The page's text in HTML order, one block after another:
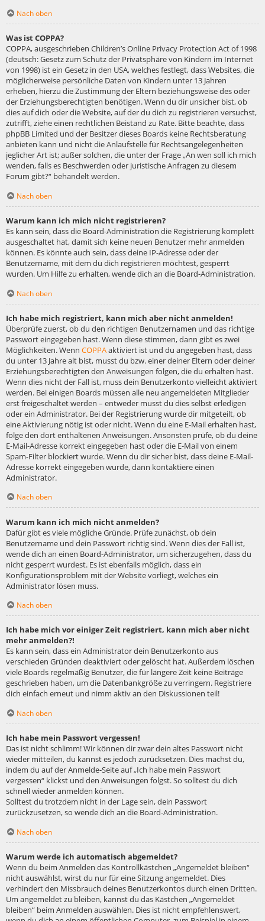
Nach oben
Was ist COPPA?
COPPA, ausgeschrieben Children’s Online Privacy Protection Act of 1998
(deutsch: Gesetz zum Schutz der Privatsphäre von Kindern im Internet
von 1998) ist ein Gesetz in den USA, welches festlegt, dass Websites, die
möglicherweise persönliche Daten von Kindern unter 13 Jahren
erheben, hierzu die Zustimmung der Eltern beziehungsweise des oder
der Erziehungsberechtigten benötigen. Wenn du dir unsicher bist, ob
dies auf dich oder die Website, auf der du dich zu registrieren versuchst,
zutrifft, ziehe einen rechtlichen Beistand zu Rate. Bitte beachte, dass
phpBB Limited und der Besitzer dieses Boards keine Rechtsberatung
anbieten kann und nicht die Anlaufstelle für Rechtsangelegenheiten
jeglicher Art ist; außer solchen, die unter der Frage „An wen soll ich mich
wenden, falls es Beschwerden oder juristische Anfragen zu diesem
Forum gibt?“ behandelt werden.
Nach oben
Warum kann ich mich nicht registrieren?
Es kann sein, dass die Board-Administration die Registrierung komplett
ausgeschaltet hat, damit sich keine neuen Benutzer mehr anmelden
können. Es könnte auch sein, dass deine IP-Adresse oder der
Benutzername, mit dem du dich registrieren möchtest, gesperrt
wurden. Um Hilfe zu erhalten, wende dich an die Board-Administration.
Nach oben
Ich habe mich registriert, kann mich aber nicht anmelden!
Überprüfe zuerst, ob du den richtigen Benutzernamen und das richtige
Passwort eingegeben hast. Wenn diese stimmen, dann gibt es zwei
Möglichkeiten. Wenn COPPAaktiviert ist und du angegeben hast, dass
du unter 13 Jahre alt bist, musst du bzw. einer deiner Eltern oder deiner
Erziehungsberechtigten den Anweisungen folgen, die du erhalten hast.
Wenn dies nicht der Fall ist, muss dein Benutzerkonto vielleicht aktiviert
werden. Bei einigen Boards müssen alle neu angemeldeten Mitglieder
erst freigeschaltet werden – entweder musst du dies selbst erledigen
oder ein Administrator. Bei der Registrierung wurde dir mitgeteilt, ob
eine Aktivierung nötig ist oder nicht. Wenn du eine E-Mail erhalten hast,
folge den dort enthaltenen Anweisungen. Ansonsten prüfe, ob du deine
E-Mail-Adresse korrekt eingegeben hast oder die E-Mail von einem
Spam-Filter blockiert wurde. Wenn du dir sicher bist, dass deine E-Mail-
Adresse korrekt eingegeben wurde, dann kontaktiere einen
Administrator.
Nach oben
Warum kann ich mich nicht anmelden?
Dafür gibt es viele mögliche Gründe. Prüfe zunächst, ob dein
Benutzername und dein Passwort richtig sind. Wenn dies der Fall ist,
wende dich an einen Board-Administrator, um sicherzugehen, dass du
nicht gesperrt wurdest. Es ist ebenfalls möglich, dass ein
Konfigurationsproblem mit der Website vorliegt, welches ein
Administrator lösen muss.
Nach oben
Ich habe mich vor einiger Zeit registriert, kann mich aber nicht
mehr anmelden?!
Es kann sein, dass ein Administrator dein Benutzerkonto aus
verschieden Gründen deaktiviert oder gelöscht hat. Außerdem löschen
viele Boards regelmäßig Benutzer, die für längere Zeit keine Beiträge
geschrieben haben, um die Datenbankgröße zu verringern. Registriere
dich einfach erneut und nimm aktiv an den Diskussionen teil!
Nach oben
Ich habe mein Passwort vergessen!
Das ist nicht schlimm! Wir können dir zwar dein altes Passwort nicht
wieder mitteilen, du kannst es jedoch zurücksetzen. Dies machst du,
indem du auf der Anmelde-Seite auf „Ich habe mein Passwort
vergessen“ klickst und den Anweisungen folgst. So solltest du dich
schnell wieder anmelden können.
Solltest du trotzdem nicht in der Lage sein, dein Passwort
zurückzusetzen, so wende dich an die Board-Administration.
Nach oben
Warum werde ich automatisch abgemeldet?
Wenn du beim Anmelden das Kontrollkästchen „Angemeldet bleiben“
nicht auswählst, wirst du nur für eine Sitzung angemeldet. Dies
verhindert den Missbrauch deines Benutzerkontos durch einen Dritten.
Um angemeldet zu bleiben, kannst du das Kästchen „Angemeldet
bleiben“ beim Anmelden auswählen. Dies ist nicht empfehlenswert,